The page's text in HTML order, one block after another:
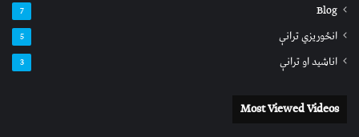
Blog
7
انځوریزي ترانې 5
اناشید او ترانې 3
Most Viewed Videos